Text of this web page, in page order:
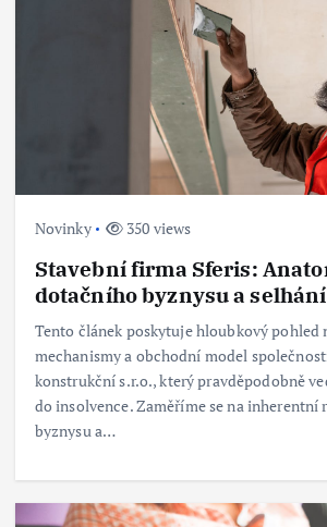
Novinky 350 views
Stavební firma Sferis:
dotačního byznysu a
Tento článek poskytuje hloubkový pohled
mechanismy a obchodní model
konstrukční s.r.o., který pravděpodobně
do insolvence. Zaměříme se na
byznysu a…